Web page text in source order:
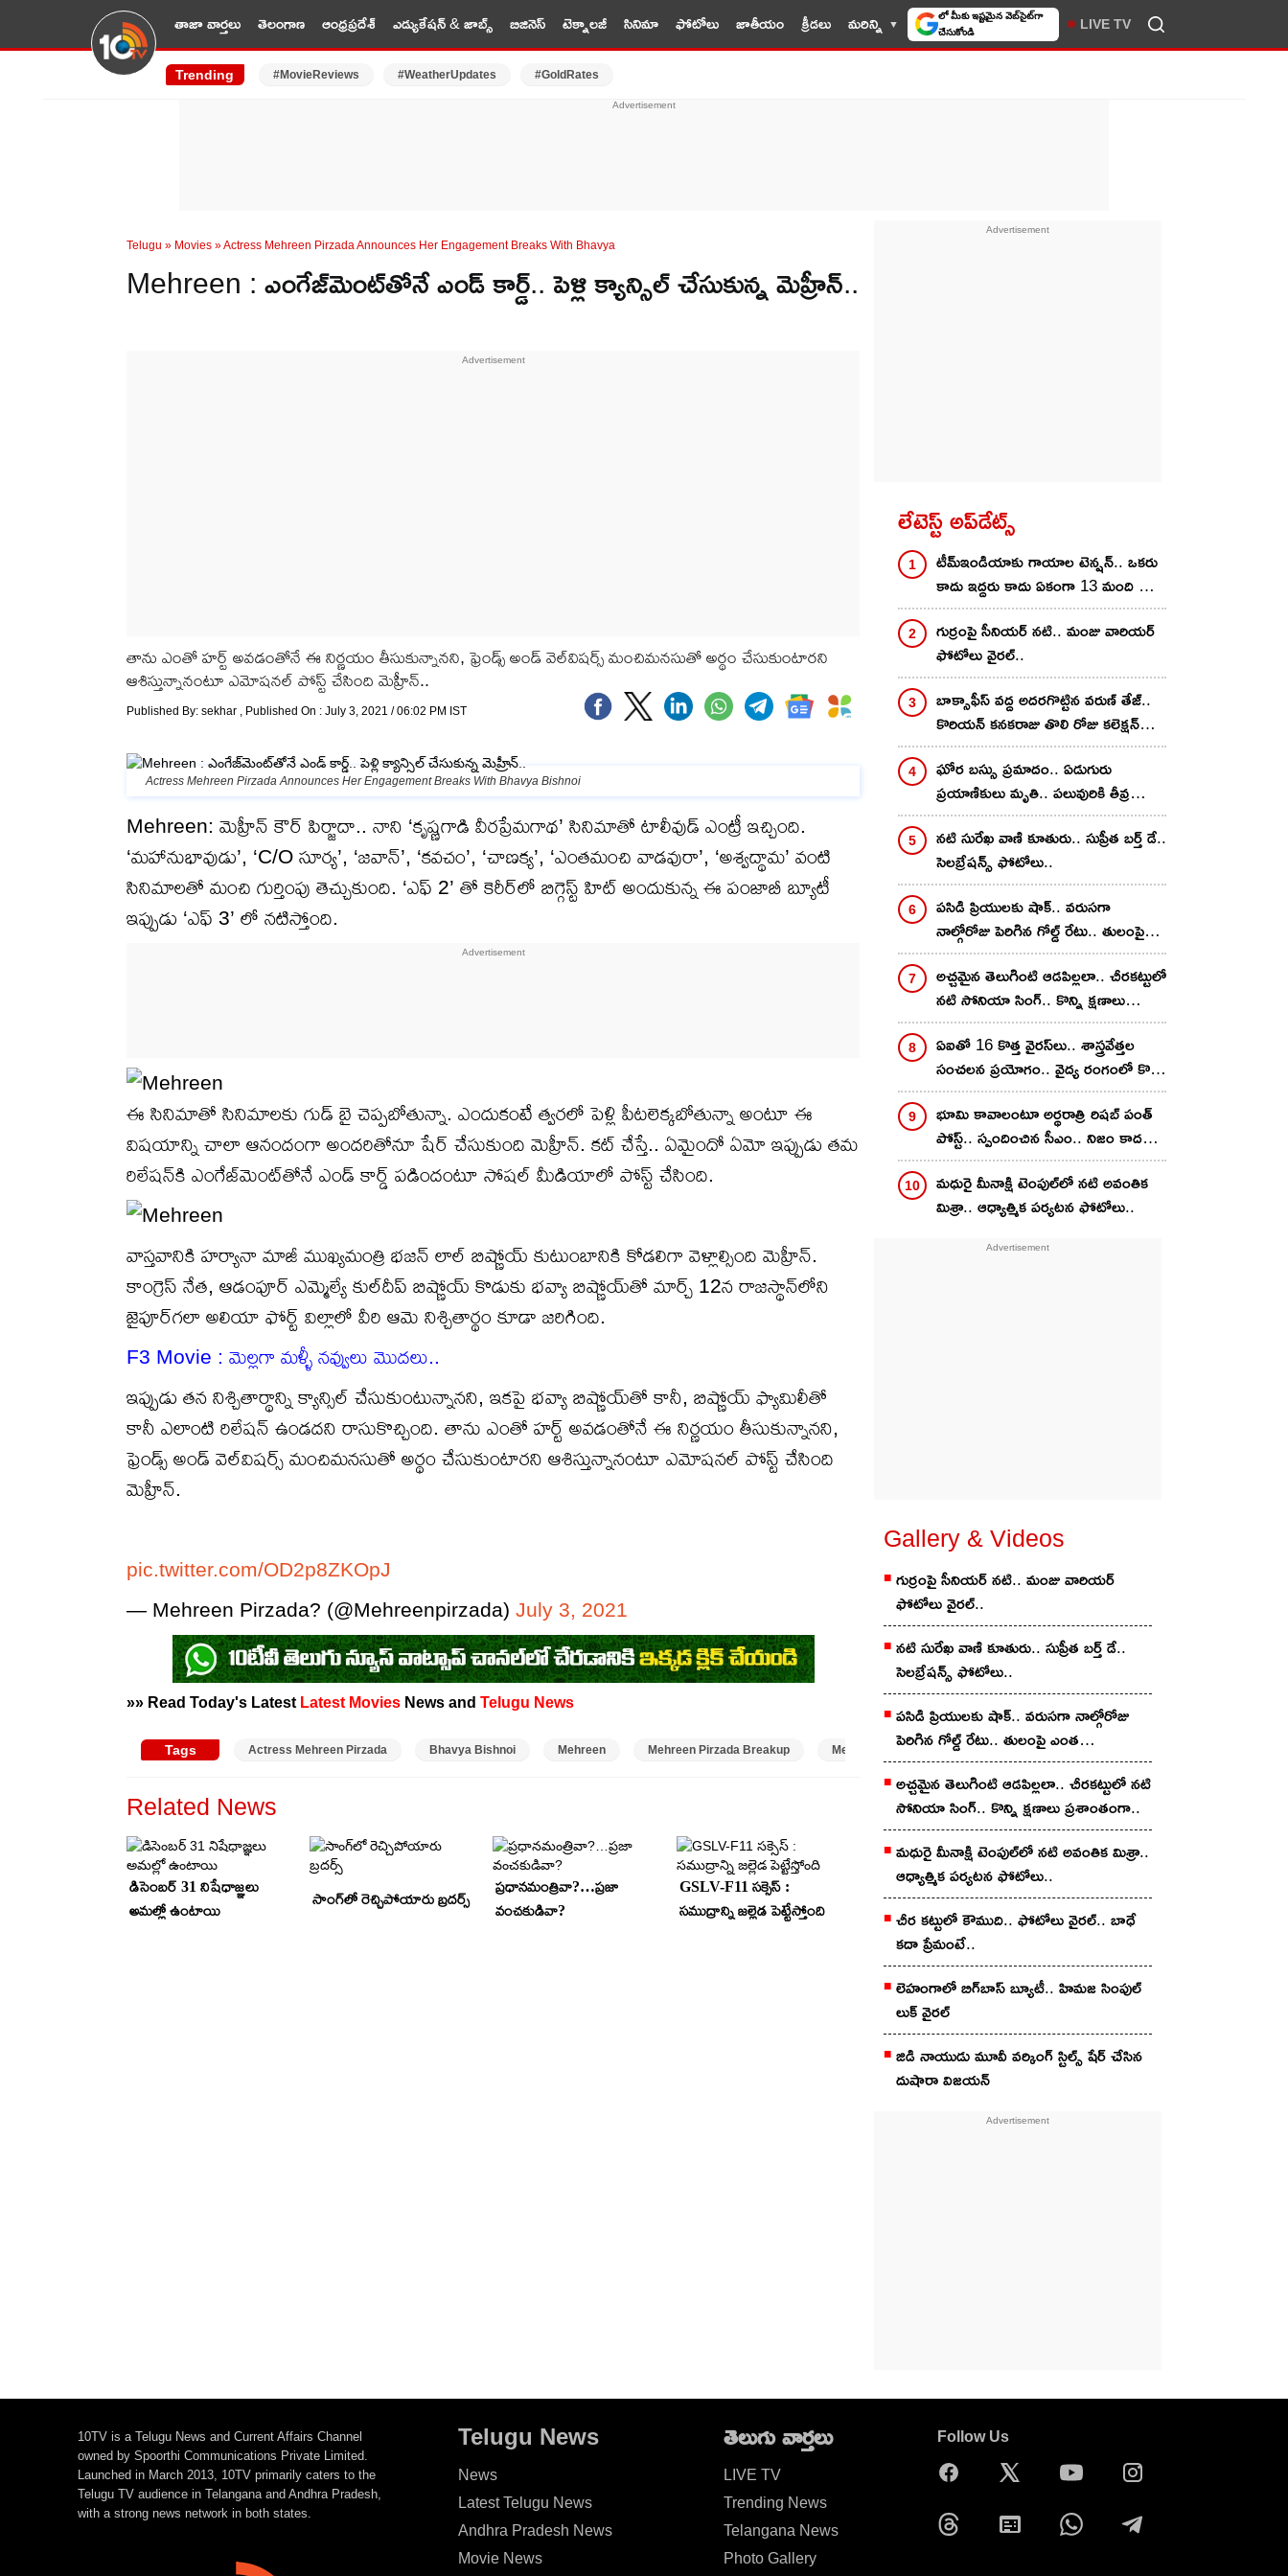
తాజా వార్తలు తెలంగాణ ఆంధ్రప్రదేశ్ ఎడ్యుకేషన్ & జాబ్స్ బిజినెస్ టెక్నాలజీ సినిమా ఫోటోలు జాతీయం క్రీడలు మరిన్ని
లో మీకు ఇష్టమైన వెబ్‌సైట్‌గా
చేసుకోండి
LIVE TV
Trending #MovieReviews #WeatherUpdates #GoldRates
Telugu » Movies »Actress Mehreen Pirzada Announces Her Engagement Breaks With Bhavya
Mehreen : ఎంగేజ్‌మెంట్‌తోనే ఎండ్ కార్డ్.. పెళ్లి క్యాన్సిల్ చేసుకున్న మెహ్రీన్..
తాను ఎంతో హర్ట్ అవడంతోనే ఈ నిర్ణయం తీసుకున్నానని, ఫ్రెండ్స్ అండ్ వెల్‌విషర్స్ మంచిమనసుతో అర్థం చేసుకుంటారని
ఆశిస్తున్నానంటూ ఎమోషనల్ పోస్ట్ చేసింది మెహ్రీన్..
Published By: sekhar , Published On : July 3, 2021 / 06:02 PM IST
Actress Mehreen Pirzada Announces Her Engagement Breaks With Bhavya Bishnoi
Mehreen: మెహ్రీన్ కౌర్ పిర్జాదా.. నాని ‘కృష్ణగాడి వీరప్రేమగాథ’ సినిమాతో టాలీవుడ్ ఎంట్రీ ఇచ్చింది.
‘మహానుభావుడు’, ‘C/O సూర్య’, ‘జవాన్’, ‘కవచం’, ‘చాణక్య’, ‘ఎంతమంచి వాడవురా’, ‘అశ్వద్థామ’ వంటి
సినిమాలతో మంచి గుర్తింపు తెచ్చుకుంది. ‘ఎఫ్ 2’ తో కెరీర్‌లో బిగ్గెస్ట్ హిట్ అందుకున్న ఈ పంజాబీ బ్యూటీ
ఇప్పుడు ‘ఎఫ్ 3’ లో నటిస్తోంది.
ఈ సినిమాతో సినిమాలకు గుడ్ బై చెప్పబోతున్నా. ఎందుకంటే త్వరలో పెళ్లి పీటలెక్కబోతున్నా అంటూ ఈ
విషయాన్ని చాలా ఆనందంగా అందరితోనూ షేర్ చేసుకుంది మెహ్రీన్. కట్ చేస్తే.. ఏమైందో ఏమో ఇప్పుడు తమ
రిలేషన్‌కి ఎంగేజ్‌మెంట్‌తోనే ఎండ్ కార్డ్ పడిందంటూ సోషల్ మీడియాలో పోస్ట్ చేసింది.
వాస్తవానికి హర్యానా మాజీ ముఖ్యమంత్రి భజన్ లాల్ బిష్ణోయ్ కుటుంబానికి కోడలిగా వెళ్లాల్సింది మెహ్రీన్.
కాంగ్రెస్ నేత, ఆడంపూర్ ఎమ్మెల్యే కుల్‌దీప్ బిష్ణోయ్ కొడుకు భవ్యా బిష్ణోయ్‌తో మార్చ్ 12న రాజస్థాన్‌లోని
జైపూర్‌గలా అలియా ఫోర్ట్ విల్లాలో వీరి ఆమె నిశ్చితార్థం కూడా జరిగింది.
F3 Movie : మెల్లగా మళ్ళీ నవ్వులు మొదలు..
ఇప్పుడు తన నిశ్చితార్థాన్ని క్యాన్సిల్ చేసుకుంటున్నానని, ఇకపై భవ్యా బిష్ణోయ్‌తో కానీ, బిష్ణోయ్‌ ఫ్యామిలీతో
కానీ ఎలాంటి రిలేషన్ ఉండదని రాసుకొచ్చింది. తాను ఎంతో హర్ట్ అవడంతోనే ఈ నిర్ణయం తీసుకున్నానని,
ఫ్రెండ్స్ అండ్ వెల్‌విషర్స్ మంచిమనసుతో అర్థం చేసుకుంటారని ఆశిస్తున్నానంటూ ఎమోషనల్ పోస్ట్ చేసింది
మెహ్రీన్.
pic.twitter.com/OD2p8ZKOpJ
— Mehreen Pirzada? (@Mehreenpirzada) July 3, 2021
»» Read Today's Latest Latest Movies News and Telugu News
Tags Actress Mehreen Pirzada Bhavya Bishnoi Mehreen Mehreen Pirzada Breakup Mehreen Pirzada Engagement
Related News
డిసెంబర్ 31 నిషేధాజ్ఞలు
అమల్లో ఉంటాయి
సాంగ్‌లో రెచ్చిపోయారు బ్రదర్స్
ప్రధానమంత్రివా?…ప్రజా
వంచకుడివా?
GSLV-F11 సక్సెస్ :
సముద్రాన్ని జల్లెడ పెట్టేస్తోంది
లేటెస్ట్ అప్‌డేట్స్
టీమ్ఇండియాకు గాయాల టెన్ష‌న్‌.. ఒక‌రు
కాదు ఇద్ద‌రు కాదు ఏకంగా 13 మంది స్టార్
ప్లేయ‌ర్ల‌కు..
గుర్రంపై సీనియ‌ర్ న‌టి.. మంజు వారియ‌ర్
ఫోటోలు వైర‌ల్..
బాక్సాఫీస్ వ‌ద్ద అద‌ర‌గొట్టిన వ‌రుణ్ తేజ్‌..
కొరియ‌న్ క‌న‌కరాజు తొలి రోజు క‌లెక్ష‌న్
ఎంతంటే?
ఘోర బస్సు ప్రమాదం.. ఏడుగురు
ప్రయాణికులు మృతి.. పలువురికి తీవ్ర
గాయాలు..
న‌టి సురేఖ వాణి కూతురు.. సుప్రీత బ‌ర్త్ డే..
సెల‌బ్రేష‌న్స్ ఫోటోలు..
పసిడి ప్రియులకు షాక్.. వరుసగా
నాల్గోరోజు పెరిగిన గోల్డ్ రేటు.. తులంపై
ఎంత పెరిగిందంటే?
అచ్చ‌మైన తెలుగింటి ఆడ‌పిల్ల‌లా.. చీర‌క‌ట్టులో
న‌టి సోనియా సింగ్‌.. కొన్ని క్షణాలు
ప్రశాంతంగా..
ఏఐతో 16 కొత్త వైరస్‌లు.. శాస్త్రవేత్తల
సంచలన ప్రయోగం.. వైద్య రంగంలో కొత్త
ఆశలు.. కానీ..
భూమి కావాలంటూ అర్థ‌రాత్రి రిష‌బ్ పంత్
పోస్ట్‌.. స్పందించిన సీఎం.. నిజం కాద‌ని
ఫ్యాన్స్ అనుమానం..
మధురై మీనాక్షి టెంపుల్‌లో న‌టి అవంతిక
మిశ్రా.. ఆధ్యాత్మిక ప‌ర్య‌ట‌న ఫోటోలు..
Gallery & Videos
గుర్రంపై సీనియ‌ర్ న‌టి.. మంజు వారియ‌ర్
ఫోటోలు వైర‌ల్..
న‌టి సురేఖ వాణి కూతురు.. సుప్రీత బ‌ర్త్ డే..
సెల‌బ్రేష‌న్స్ ఫోటోలు..
పసిడి ప్రియులకు షాక్.. వరుసగా నాల్గోరోజు
పెరిగిన గోల్డ్ రేటు.. తులంపై ఎంత
పెరిగిందంటే?
అచ్చ‌మైన తెలుగింటి ఆడ‌పిల్ల‌లా.. చీర‌క‌ట్టులో న‌టి
సోనియా సింగ్‌.. కొన్ని క్షణాలు ప్రశాంతంగా..
మధురై మీనాక్షి టెంపుల్‌లో న‌టి అవంతిక మిశ్రా..
ఆధ్యాత్మిక ప‌ర్య‌ట‌న ఫోటోలు..
చీర క‌ట్టులో కౌముది.. ఫోటోలు వైర‌ల్‌.. బాధే
కదా ప్రేమంటే..
లెహంగాలో బిగ్‌బాస్ బ్యూటీ.. హిమ‌జ సింపుల్
లుక్ వైర‌ల్‌
జిడి నాయుడు మూవీ వ‌ర్కింగ్ స్టిల్స్ షేర్ చేసిన
దుషారా విజ‌య‌న్‌
10TV is a Telugu News and Current Affairs Channel
owned by Spoorthi Communications Private Limited.
Launched in March 2013, 10TV primarily caters to the
Telugu TV audience in Telangana and Andhra Pradesh,
with a strong news network in both states.
Telugu News
News
Latest Telugu News
Andhra Pradesh News
Movie News
తెలుగు వార్తలు
LIVE TV
Trending News
Telangana News
Photo Gallery
Follow Us